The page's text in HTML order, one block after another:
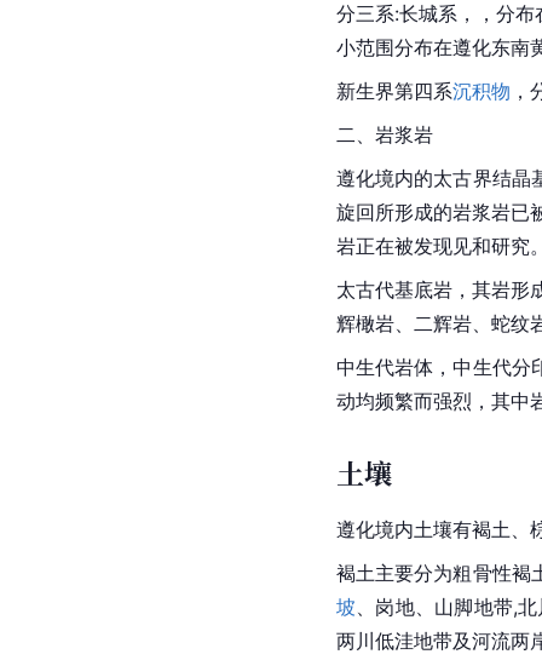
分三系:长城系，，分
小范围分布在遵化东南
新生界第四系沉积物 ，
二、岩浆岩
遵化境内的太古界结晶
旋回所形成的岩浆岩已
岩正在被发现见和研究
太古代基底岩，其岩形
辉橄岩、二辉岩、 蛇纹
中生代岩体，中生代分
动均频繁而强烈，其中
土壤
遵化境内土壤有褐土、
褐土主要分为粗骨性褐
坡、岗地、 山脚地带,
两川低洼地带及河流两